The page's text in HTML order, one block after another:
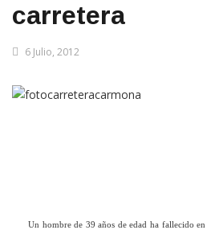
carretera
6 Julio, 2012
Un hombre de 39 años de edad ha fallecido